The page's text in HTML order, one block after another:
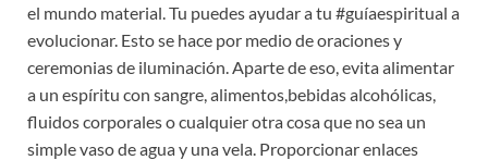
el mundo material. Tu puedes ayudar a tu #guíaespiritual a
evolucionar. Esto se hace por medio de oraciones y
ceremonias de iluminación. Aparte de eso, evita alimentar
a un espíritu con sangre, alimentos,bebidas alcohólicas,
fluidos corporales o cualquier otra cosa que no sea un
simple vaso de agua y una vela. Proporcionar enlaces